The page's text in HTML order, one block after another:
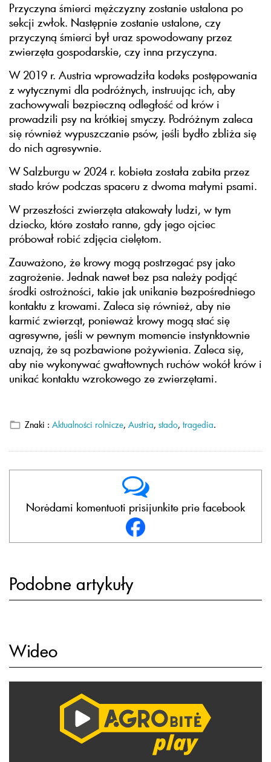
Przyczyna śmierci mężczyzny zostanie ustalona po
sekcji zwłok. Następnie zostanie ustalone, czy
przyczyną śmierci był uraz spowodowany przez
zwierzęta gospodarskie, czy inna przyczyna.
W 2019 r. Austria wprowadziła kodeks postępowania
z wytycznymi dla podróżnych, instruując ich, aby
zachowywali bezpieczną odległość od krów i
prowadzili psy na krótkiej smyczy. Podróżnym zaleca
się również wypuszczanie psów, jeśli bydło zbliża się
do nich agresywnie.
W Salzburgu w 2024 r. kobieta została zabita przez
stado krów podczas spaceru z dwoma małymi psami.
W przeszłości zwierzęta atakowały ludzi, w tym
dziecko, które zostało ranne, gdy jego ojciec
próbował robić zdjęcia cielętom.
Zauważono, że krowy mogą postrzegać psy jako
zagrożenie. Jednak nawet bez psa należy podjąć
środki ostrożności, takie jak unikanie bezpośredniego
kontaktu z krowami. Zaleca się również, aby nie
karmić zwierząt, ponieważ krowy mogą stać się
agresywne, jeśli w pewnym momencie instynktownie
uznają, że są pozbawione pożywienia. Zaleca się,
aby nie wykonywać gwałtownych ruchów wokół krów i
unikać kontaktu wzrokowego ze zwierzętami.
Znaki : Aktualności rolnicze, Austria, stado, tragedia.
Norėdami komentuoti prisijunkite prie facebook
Podobne artykuły
Wideo